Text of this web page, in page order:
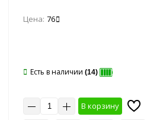
Цена: 76
Есть в наличии (14)
В корзину